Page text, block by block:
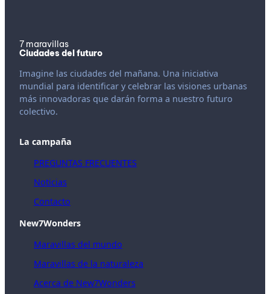
7 maravillas
Ciudades del futuro
Imagine las ciudades del mañana. Una iniciativa
mundial para identificar y celebrar las visiones urbanas
más innovadoras que darán forma a nuestro futuro
colectivo.
La campaña
PREGUNTAS FRECUENTES
Noticias
Contacto
New7Wonders
Maravillas del mundo
Maravillas de la naturaleza
Acerca de New7Wonders